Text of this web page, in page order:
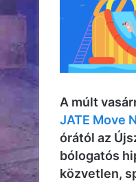
A múlt
JATE Move
órától az
bólogatós
közvetlen,